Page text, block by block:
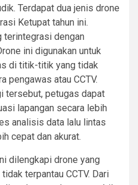
Terdapat dua jenis drone
Ketupat tahun ini.
terintegrasi dengan
ini digunakan untuk
di titik-titik yang tidak
pengawas atau CCTV.
tersebut, petugas dapat
lapangan secara lebih
analisis data lalu lintas
cepat dan akurat.
dilengkapi drone yang
terpantau CCTV. Dari